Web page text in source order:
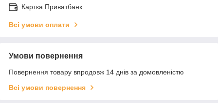
Картка Приватбанк
Всі умови оплати
Умови повернення
Повернення товару впродовж 14 днів за домовленістю
Всі умови повернення